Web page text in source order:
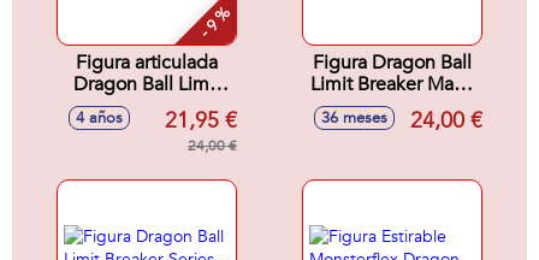
- 9 %
Figura articulada
Dragon Ball Limit
Breaker Series Cell
30 Cm
4 años 21,95 €
24,00 €
Figura Dragon Ball
Limit Breaker Majin
Boo 30 cm.
36 meses 24,00 €